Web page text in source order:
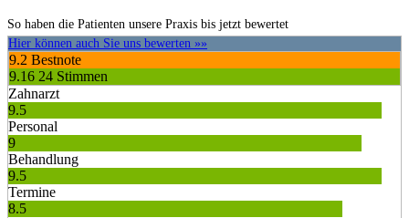
So haben die Patienten unsere Praxis bis jetzt bewertet
Hier können auch Sie uns bewerten »»
9.2 Bestnote
9.16 24 Stimmen
Zahnarzt
9.5
Personal
9
Behandlung
9.5
Termine
8.5